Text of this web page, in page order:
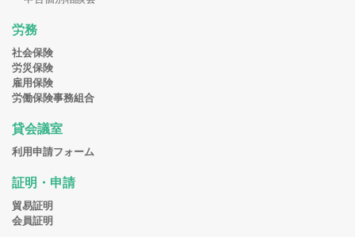
労務
社会保険
労災保険
雇用保険
労働保険事務組合
貸会議室
利用申請フォーム
証明・申請
貿易証明
会員証明